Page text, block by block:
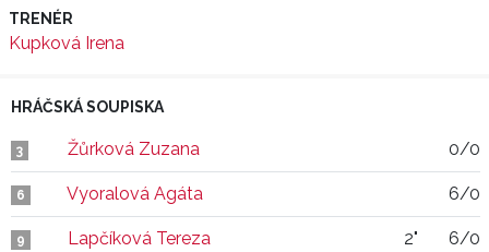
TRENÉR
Kupková Irena
HRÁČSKÁ SOUPISKA
3 Žůrková Zuzana 0/0
6 Vyoralová Agáta 6/0
9 Lapčíková Tereza 2" 6/0